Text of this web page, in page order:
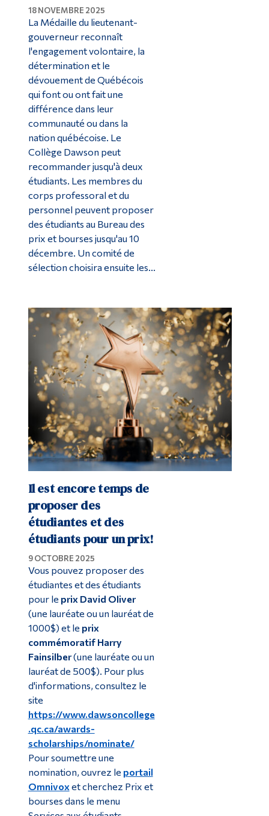
18 NOVEMBRE 2025
La Médaille du lieutenant-
gouverneur reconnaît
l'engagement volontaire, la
détermination et le
dévouement de Québécois
qui font ou ont fait une
différence dans leur
communauté ou dans la
nation québécoise. Le
Collège Dawson peut
recommander jusqu'à deux
étudiants. Les membres du
corps professoral et du
personnel peuvent proposer
des étudiants au Bureau des
prix et bourses jusqu'au 10
décembre. Un comité de
sélection choisira ensuite les...
Il est encore temps de
proposer des
étudiantes et des
étudiants pour un prix!
9 OCTOBRE 2025
Vous pouvez proposer des
étudiantes et des étudiants
pour le prix David Oliver
(une lauréate ou un lauréat de
1000$) et le prix
commémoratif Harry
Fainsilber(une lauréate ou un
lauréat de 500$). Pour plus
d'informations, consultez le
site
https://www.dawsoncollege
.qc.ca/awards-
scholarships/nominate/
Pour soumettre une
nomination, ouvrez le portail
Omnivoxet cherchez Prix et
bourses dans le menu